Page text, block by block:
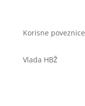
Korisne poveznice
Vlada HBŽ